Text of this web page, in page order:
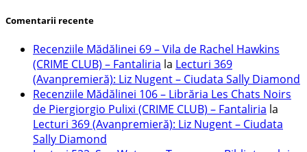
Comentarii recente
Recenziile Mădălinei 69 – Vila de Rachel Hawkins
(CRIME CLUB) – Fantaliria la Lecturi 369
(Avanpremieră): Liz Nugent – Ciudata Sally Diamond
Recenziile Mădălinei 106 – Librăria Les Chats Noirs
de Piergiorgio Pulixi (CRIME CLUB) – Fantaliria la
Lecturi 369 (Avanpremieră): Liz Nugent – Ciudata
Sally Diamond